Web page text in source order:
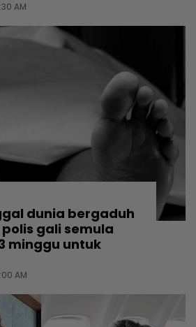
AM
dunia bergaduh
gali semula
minggu untuk
AM